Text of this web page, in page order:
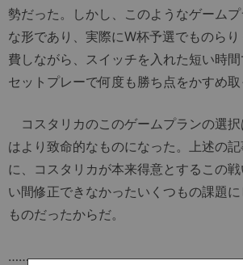
勢だった。しかし、このようなゲーム
な形であり、実際にW杯予選でものら
費しながら、スイッチを入れた短い時
セットプレーで何度も勝ち点をかすめ取
コスタリカのこのゲームプランの選択
はより致命的なものになった。上述の
に、コスタリカが本来得意とするこの
い間修正できなかったいくつもの課題
ものだったからだ。
……